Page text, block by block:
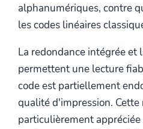
alphanumériques, contre
les codes linéaires
La redondance intégrée et
permettent une lecture
code est partiellement
qualité d'impression. Cette
particulièrement appréciée